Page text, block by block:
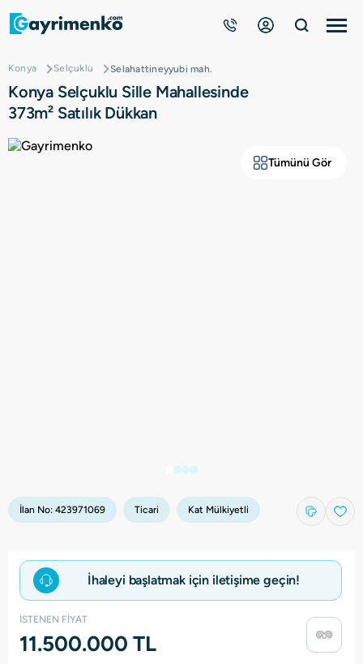
Gayrimenkuller
Konya Selçuklu Selahattineyyubi mah.
Konya Selçuklu Sille Mahallesinde
373m² Satılık Dükkan
Tümünü Gör
İlan No: 423971069 Ticari Kat Mülkiyetli
İhaleyi başlatmak için iletişime geçin!
İSTENEN FİYAT
11.500.000 TL